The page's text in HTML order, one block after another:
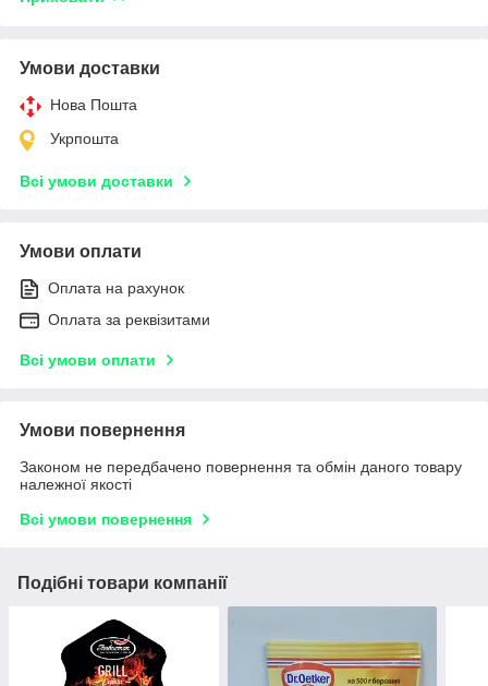
Умови доставки
Нова Пошта
Укрпошта
Всі умови доставки
Умови оплати
Оплата на рахунок
Оплата за реквізитами
Всі умови оплати
Умови повернення
Законом не передбачено повернення та обмін даного товару
належної якості
Всі умови повернення
Подібні товари компанії